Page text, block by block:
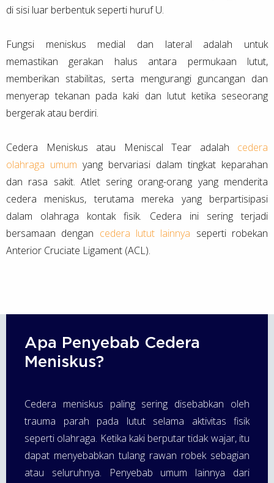
di sisi luar berbentuk seperti huruf U.
Fungsi meniskus medial dan lateral adalah untuk
memastikan gerakan halus antara permukaan lutut,
memberikan stabilitas, serta mengurangi guncangan dan
menyerap tekanan pada kaki dan lutut ketika seseorang
bergerak atau berdiri.
Cedera Meniskus atau Meniscal Tear adalah cedera
olahraga umum yang bervariasi dalam tingkat keparahan
dan rasa sakit. Atlet sering orang-orang yang menderita
cedera meniskus, terutama mereka yang berpartisipasi
dalam olahraga kontak fisik. Cedera ini sering terjadi
bersamaan dengan cedera lutut lainnya seperti robekan
Anterior Cruciate Ligament (ACL).
Apa Penyebab Cedera
Meniskus?
Cedera meniskus paling sering disebabkan oleh
trauma parah pada lutut selama aktivitas fisik
seperti olahraga. Ketika kaki berputar tidak wajar, itu
dapat menyebabkan tulang rawan robek sebagian
atau seluruhnya. Penyebab umum lainnya dari